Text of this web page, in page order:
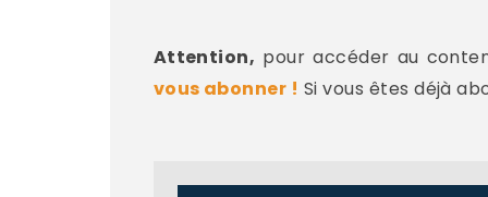
Attention, pour accéder au
vous abonner ! Si vous êtes déjà